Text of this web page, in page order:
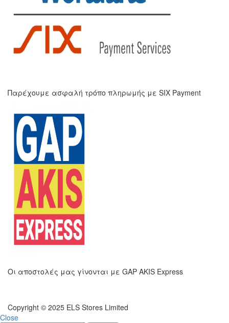
Παρέχουμε ασφαλή τρόπο πληρωμής με SIX Payment
Οι αποστολές μας γίνονται με GAP AKIS Express
Copyright © 2025 ELS Stores Limited
Close